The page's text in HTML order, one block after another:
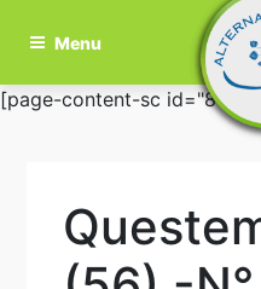
Aller
Menu
[page-content-sc id="81"]